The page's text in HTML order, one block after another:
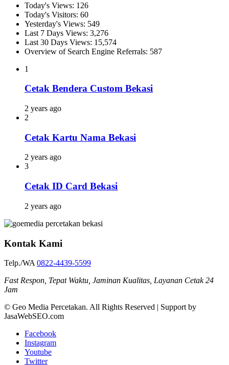
Today's Views: 126
Today's Visitors: 60
Yesterday's Views: 549
Last 7 Days Views: 3,276
Last 30 Days Views: 15,574
Overview of Search Engine Referrals: 587
1
Cetak Bendera Custom Bekasi
2 years ago
2
Cetak Kartu Nama Bekasi
2 years ago
3
Cetak ID Card Bekasi
2 years ago
Kontak Kami
Telp./WA 0822-4439-5599
Fast Respon, Tepat Waktu, Jaminan Kualitas, Layanan Cetak 24
Jam
© Geo Media Percetakan. All Rights Reserved | Support by
JasaWebSEO.com
Facebook
Instagram
Youtube
Twitter